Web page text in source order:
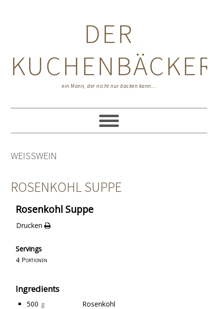
DER
KUCHENBÄCKER
ein Mann, der nicht nur backen kann...
WEISSWEIN
ROSENKOHL SUPPE
Rosenkohl Suppe
Drucken
Servings
4 Portionen
Ingredients
500 g
Rosenkohl